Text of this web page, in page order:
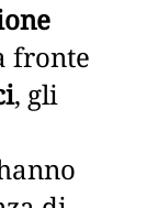
fronte
, gli